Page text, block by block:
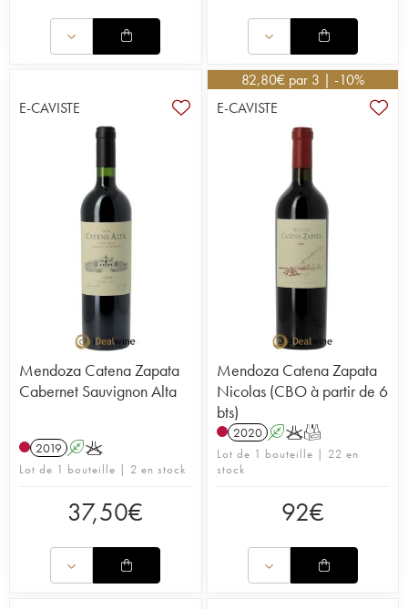
E-CAVISTE
Mendoza Catena Zapata
Cabernet Sauvignon Alta
2019 AK
Lot de 1 bouteille | 2 en stock
37,50€
82,80€ par 3 | -10%
E-CAVISTE
Mendoza Catena Zapata
Nicolas (CBO à partir de 6
bts)
2020 AKT
Lot de 1 bouteille | 22 en
stock
92€